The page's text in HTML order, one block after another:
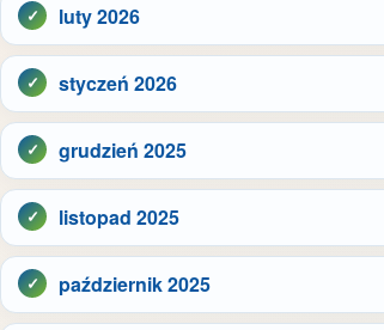
luty 2026
styczeń 2026
grudzień 2025
listopad 2025
październik 2025